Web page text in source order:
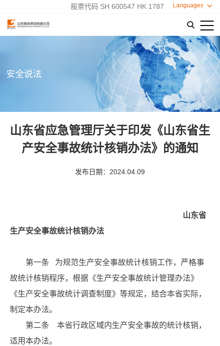
Languages 
股票代码 SH 600547 HK 1787

安全说法
山东省应急管理厅关于印发《山东省生
产安全事故统计核销办法》的通知
发布日期：2024.04.09
山东省
生产安全事故统计核销办法
第一条 为规范生产安全事故统计核销工作，严格事
故统计核销程序，根据《生产安全事故统计管理办法》
《生产安全事故统计调查制度》等规定，结合本省实际，
制定本办法。
第二条 本省行政区域内生产安全事故的统计核销，
适用本办法。